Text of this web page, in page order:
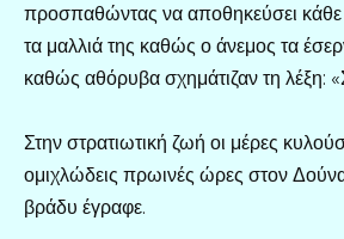
προσπαθώντας να αποθηκεύσει κάθε
τα μαλλιά της καθώς ο άνεμος τα
καθώς αθόρυβα σχημάτιζαν τη λέξη:
Στην στρατιωτική ζωή οι μέρες
ομιχλώδεις πρωινές ώρες στον
βράδυ έγραφε.